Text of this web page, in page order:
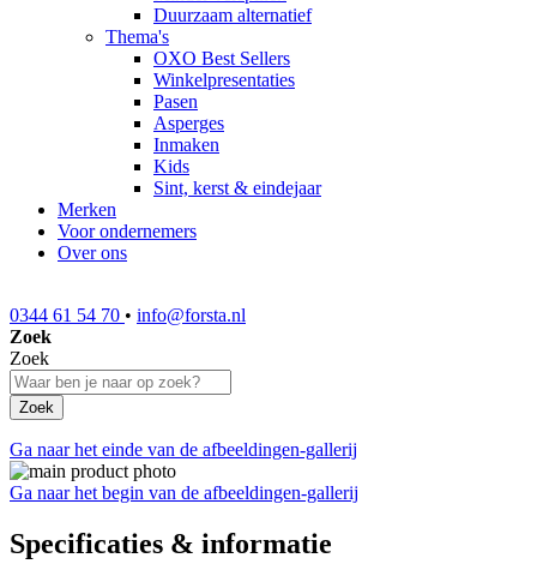
Duurzaam alternatief
Thema's
OXO Best Sellers
Winkelpresentaties
Pasen
Asperges
Inmaken
Kids
Sint, kerst & eindejaar
Merken
Voor ondernemers
Over ons
0344 61 54 70 • info@forsta.nl
Zoek
Zoek
Zoek
Ga naar het einde van de afbeeldingen-gallerij
Ga naar het begin van de afbeeldingen-gallerij
Specificaties & informatie